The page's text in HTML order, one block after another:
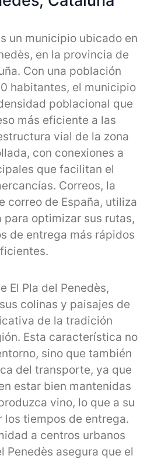
un municipio ubicado en
en la provincia de
Con una población
habitantes, el municipio
poblacional que
más eficiente a las
vial de la zona
con conexiones a
que facilitan el
Correos, la
correo de España, utiliza
optimizar sus rutas,
de entrega más rápidos
El Pla del Penedès,
colinas y paisajes de
de la tradición
Esta característica no
sino que también
del transporte, ya que
estar bien mantenidas
vino, lo que a su
los tiempos de entrega.
a centros urbanos
Penedès asegura que el